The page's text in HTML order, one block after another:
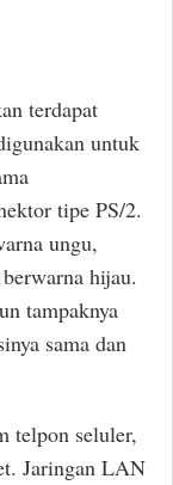
terdapat
untuk
tipe PS/2.
ungu,
hijau.
tampaknya
sama dan
telpon seluler,
Jaringan LAN